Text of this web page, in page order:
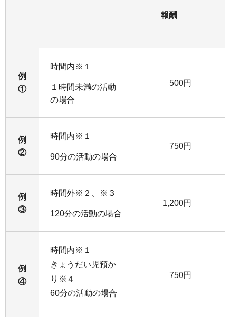
報酬
例
①
時間内※１
１時間未満の活動
の場合
500円
例
②
時間内※１
90分の活動の場合
750円
例
③
時間外※２、※３
120分の活動の場合
1,200円
例
④
時間内※１
きょうだい児預か
り※４
60分の活動の場合
750円